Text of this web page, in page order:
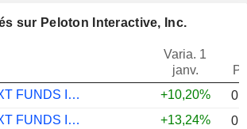
sur Peloton Interactive, Inc.
Varia. 1
janv.
NOMURA NEXT FUNDS INTERNATIONAL EQUITY MSCI-KOKUSAI (YEN-HEDGED) ETF - JPY
+10,20%
NOMURA NEXT FUNDS INTERNATIONAL EQUITY MSCI-KOKUSAI (UNHEDGED) ETF - JPY
+13,24%